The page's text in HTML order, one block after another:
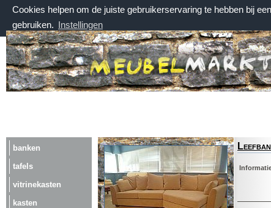
Cookies helpen om de juiste gebruikerservaring te hebben bij
gebruiken. Instellingen
zaterdag 8 augustus 2026, 08:04 uur
Welkom bij Meubelmarktplein.nl
banken
tafels
vitrinekasten
kasten